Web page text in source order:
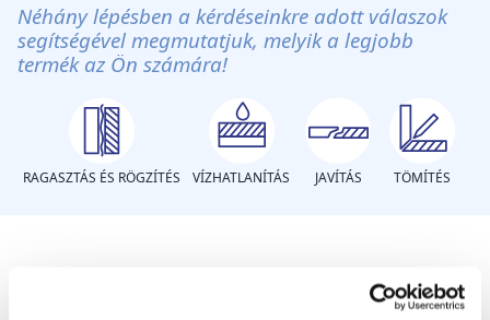
Néhány lépésben a kérdéseinkre adott válaszok
segítségével megmutatjuk, melyik a legjobb
termék az Ön számára!
RAGASZTÁS ÉS RÖGZÍTÉS VÍZHATLANÍTÁS JAVÍTÁS TÖMÍTÉS